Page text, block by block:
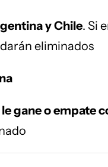
y Chile. Si
eliminados
gane o empate